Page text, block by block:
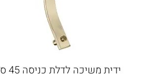
ידית משיכה לדלת כניסה 45 ס״מ פליז מט